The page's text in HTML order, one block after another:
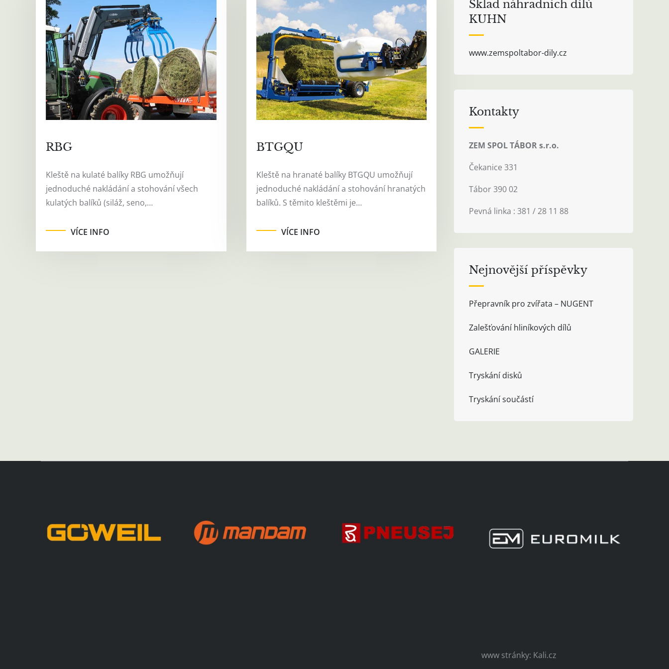
RBG
Kleště na kulaté balíky RBG umožňují
jednoduché nakládání a stohování všech
kulatých balíků (siláž, seno,…
VÍCE INFO
BTGQU
Kleště na hranaté balíky BTGQU umožňují
jednoduché nakládání a stohování hranatých
balíků. S těmito kleštěmi je…
VÍCE INFO
Sklad náhradních dílů
KUHN
www.zemspoltabor-dily.cz
Kontakty
ZEM SPOL TÁBOR s.r.o.
Čekanice 331
Tábor 390 02
Pevná linka : 381 / 28 11 88
Nejnovější příspěvky
Přepravník pro zvířata – NUGENT
Zalešťování hliníkových dílů
GALERIE
Tryskání disků
Tryskání součástí
www stránky: Kali.cz